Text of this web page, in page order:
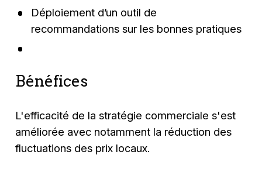
Déploiement d’un outil de
recommandations sur les bonnes pratiques
Bénéfices
L'efficacité de la stratégie commerciale s'est
améliorée avec notamment la réduction des
fluctuations des prix locaux.